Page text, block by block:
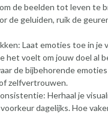
de beelden tot leven te
de geluiden, ruik de
Laat emoties toe in je
het voelt om jouw doel al
de bijbehorende
zelfvertrouwen.
Herhaal je
dagelijks. Hoe